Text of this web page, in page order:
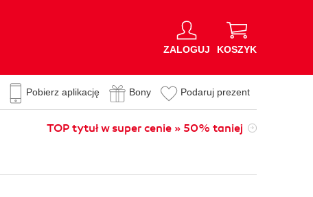
ZALOGUJ KOSZYK
Pobierz aplikację Bony Podaruj prezent
TOP tytuł w super cenie » 50% taniej